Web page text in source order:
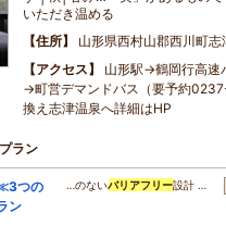
いただき温める
住所
山形県西村山郡西川町志
アクセス
山形駅→鶴岡行高速
→町営デマンドバス（要予約
換え志津温泉へ詳細はHP
ラン
つの
ン
…のないバリアフリー設計 …